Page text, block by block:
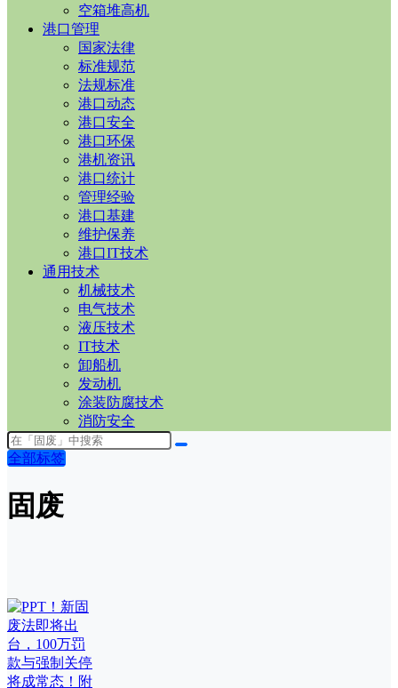
空箱堆高机
港口管理
国家法律
标准规范
法规标准
港口动态
港口安全
港口环保
港机资讯
港口统计
管理经验
港口基建
维护保养
港口IT技术
通用技术
机械技术
电气技术
液压技术
IT技术
卸船机
发动机
涂装防腐技术
消防安全
全部标签
固废